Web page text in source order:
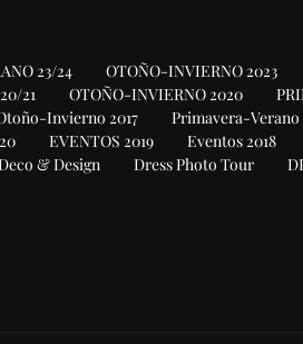
23/24 OTOÑO-INVIERNO 2023
21 OTOÑO-INVIERNO 2020
Invierno 2017 Primavera-Verano
EVENTOS 2019 Eventos 2018
& Design Dress Photo Tour